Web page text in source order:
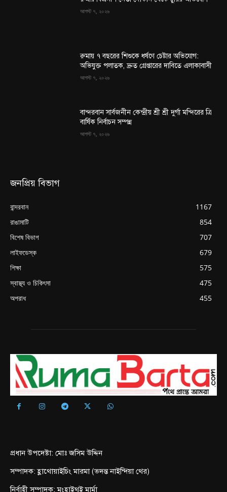
আগস্ট ৭, ২০২৬
রুমায় ৭ বছরের শিশুকে ধর্ষণে চেষ্টার অভিযোগ:
অভিযুক্ত পলাতক, দ্রুত গ্রেপ্তারের দাবিতে এলাকাবাসী
আগস্ট ৭, ২০২৬
বান্দরবান সার্বজনীন কেন্দ্রীয় শ্রী শ্রী দুর্গা মন্দিরের ত্রি
বার্ষিক নির্বাচন সম্পন্ন
আগস্ট ৭, ২০২৬
জনপ্রিয় বিভাগ
বান্দরবান
1167
রাঙামাটি
854
বিশেষ বিভাগ
707
লাইফডেস্ক
679
শিক্ষা
575
স্বাস্থ্য ও চিকিৎসা
475
অপরাধ
455
প্রধান উপদেষ্টা: মোঃ জসিম উদ্দিন
সম্পাদক: হ্লাথোয়াইচিং মারমা (ভদন্ত নাইন্দিয়া থের)
নির্বাহী সম্পাদক: মংহাইথুই মার্মা